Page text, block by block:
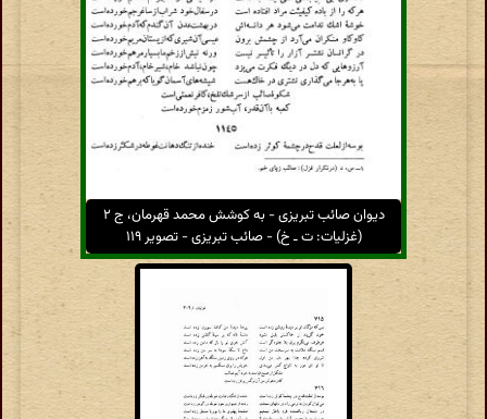
دیوان صائب تبریزی - به کوشش محمد قهرمان، ج ۲
(غزلیات: ت ـ خ) - صائب تبریزی - تصویر ۱۱۹